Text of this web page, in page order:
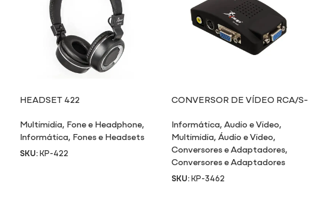
HEADSET 422
Multimidia, Fone e Headphone,
Informática, Fones e Headsets
SKU:KP-422
CONVERSOR DE VÍDEO RCA/S-
Informática,Audio e Video,
Multimidia,Áudio e Video,
Conversores e Adaptadores,
Conversores e Adaptadores
SKU:KP-3462